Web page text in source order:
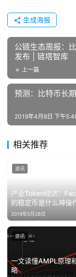
生成海报
公链生态周报：
发布 | 链塔智库
上一篇
预测：比特币长
2019年4月8日 下午
相关推荐
产业Token经济：
的稳定币是什么神操
2019年5月28日
资讯
一文读懂AMPL原理
略
资讯